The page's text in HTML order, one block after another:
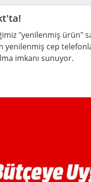
"yenilenmiş ürün"
cep
imkanı sunuyor.